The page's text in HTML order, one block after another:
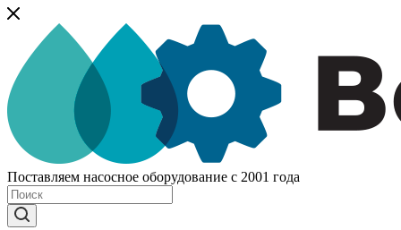
Поставляем насосное оборудование с 2001 года